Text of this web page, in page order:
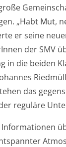
„Habt
er seine
der SMV
die beiden
das
reguläre